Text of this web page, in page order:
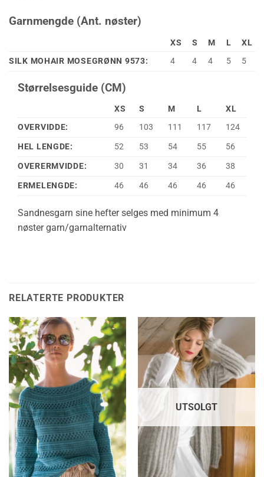
Garnmengde (Ant. nøster)
XS S M L
XL
SILK MOHAIR MOSEGRØNN 9573:
4 4 4 5 5
Størrelsesguide (CM)
XS S M L
XL
OVERVIDDE:
96 103 111 117
124
HEL LENGDE:
52 53 54 55
56
OVERERMVIDDE:
30 31 34 36
38
ERMELENGDE:
46 46 46 46 46
Sandnesgarn sine hefter selges med minimum 4
nøster garn/garnalternativ
RELATERTE PRODUKTER
UTSOLGT